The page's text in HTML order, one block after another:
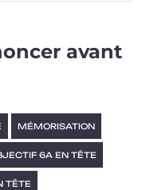
avant
MÉMORISATION
6A EN TÊTE
TÊTE